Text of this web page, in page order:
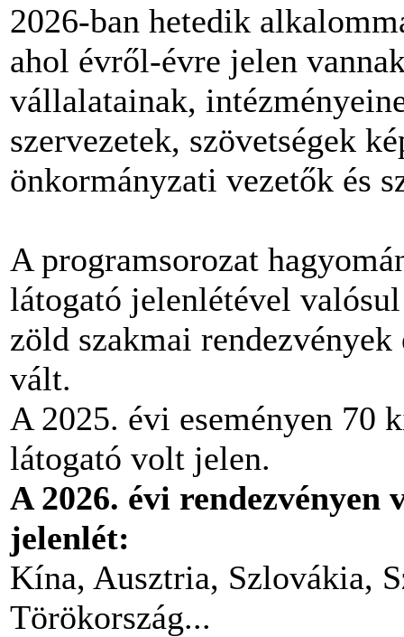
2026-ban hetedik
ahol évről-évre jelen
vállalatainak,
szervezetek, szövetségek
önkormányzati vezetők és
A programsorozat
látogató jelenlétével
zöld szakmai
vált.
A 2025. évi eseményen 70
látogató volt jelen.
A 2026. évi
jelenlét:
Kína, Ausztria, Szlovákia,
Törökország...